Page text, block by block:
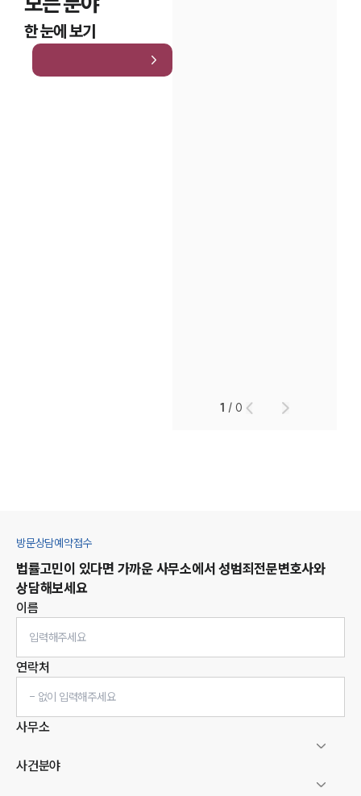
한 눈에 보기
1 /0
방문상담예약접수
법률고민이 있다면 가까운 사무소에서 성범죄전문변호사와
상담해보세요
이름
연락처
사무소
사건분야